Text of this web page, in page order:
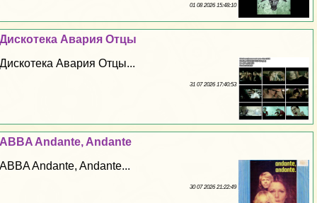
01 08 2026 15:48:10
Дискотека Авария Отцы
Дискотека Авария Отцы...
31 07 2026 17:40:53
ABBA Andante, Andante
ABBA Andante, Andante...
30 07 2026 21:22:49